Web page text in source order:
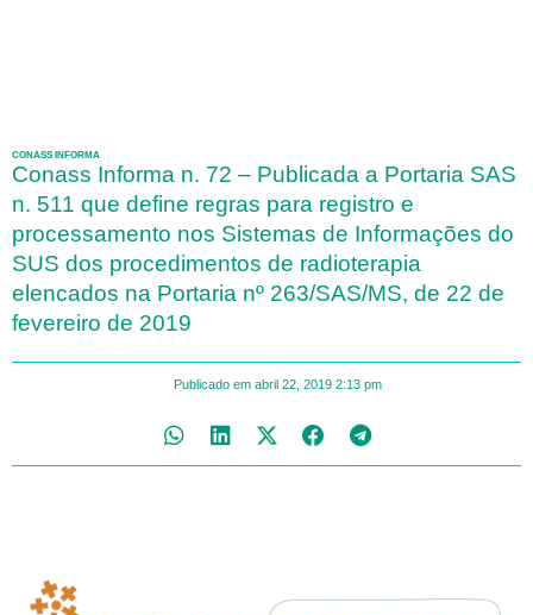
CONASS INFORMA
Conass Informa n. 72 – Publicada a Portaria SAS
n. 511 que define regras para registro e
processamento nos Sistemas de Informações do
SUS dos procedimentos de radioterapia
elencados na Portaria nº 263/SAS/MS, de 22 de
fevereiro de 2019
Publicado em abril 22, 2019 2:13 pm